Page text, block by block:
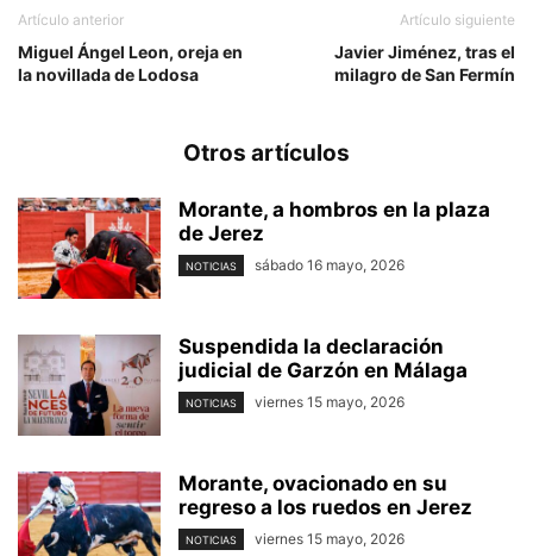
Artículo anterior
Miguel Ángel Leon, oreja en
la novillada de Lodosa
Artículo siguiente
Javier Jiménez, tras el
milagro de San Fermín
Otros artículos
Morante, a hombros en la plaza
de Jerez
NOTICIAS sábado 16 mayo, 2026
Suspendida la declaración
judicial de Garzón en Málaga
NOTICIAS viernes 15 mayo, 2026
Morante, ovacionado en su
regreso a los ruedos en Jerez
NOTICIAS viernes 15 mayo, 2026